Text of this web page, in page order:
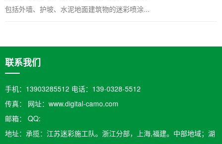
包括外墙、护坡、水泥地面建筑物的迷彩喷涂...
联系我们
手机：13903285512 电话：139-0328-5512
传真： 网址：www.digital-camo.com
邮箱：​ QQ:
地址：承揽：江苏迷彩施工队。浙江分部，上海,福建。中部地域；湖